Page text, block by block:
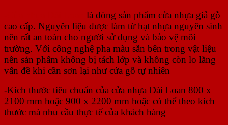
là dòng sản phẩm cửa nhựa giả gỗ
cao cấp. Nguyên liệu được làm từ hạt nhựa nguyên sinh
nên rất an toàn cho người sử dụng và bảo vệ môi
trường. Với công nghệ pha màu sẵn bên trong vật liệu
nên sản phẩm không bị tách lớp và không còn lo lắng
vấn đề khi cần sơn lại như cửa gỗ tự nhiên
-Kích thước tiêu chuẩn của cửa nhựa Đài Loan 800 x
2100 mm hoặc 900 x 2200 mm hoặc có thể theo kích
thước mà nhu cầu thực tế của khách hàng